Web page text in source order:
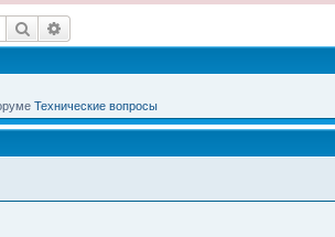
Поиск
Технические вопросы